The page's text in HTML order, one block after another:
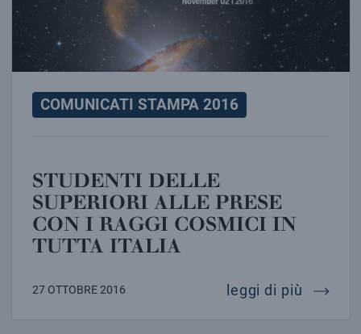
COMUNICATI STAMPA 2016
STUDENTI DELLE
SUPERIORI ALLE PRESE
CON I RAGGI COSMICI IN
TUTTA ITALIA
27 OTTOBRE 2016 leggi di più